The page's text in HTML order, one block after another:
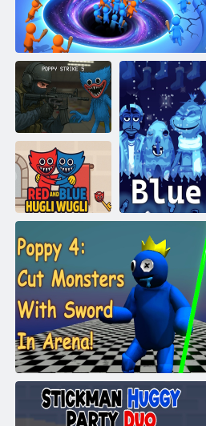
Abbraccia Wuggy e Bacia Missy
Battaglia del Buco Principale
Poppy Strike 5
Rosso e blu
Hugli Wugli